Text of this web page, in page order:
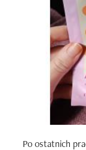
Po ostatnich